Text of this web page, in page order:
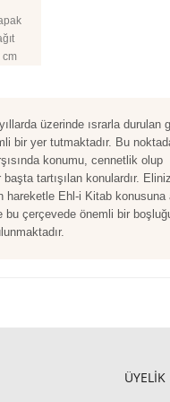
cm
üzerinde ısrarla durulan
bir yer tutmaktadır. Bu
konumu, cennetlik olup
tartışılan konulardır.
hareketle Ehl-i Kitab konusuna
bu çerçevede önemli bir
ÜYELİK